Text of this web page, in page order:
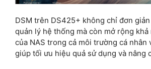
DSM trên DS425+ không chỉ đơn
quản lý hệ thống mà còn mở rộng
của NAS trong cả môi trường cá nhân
giúp tối ưu hiệu quả sử dụng và nâng